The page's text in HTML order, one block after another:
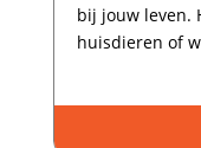
bij jouw leven.​
huisdieren of